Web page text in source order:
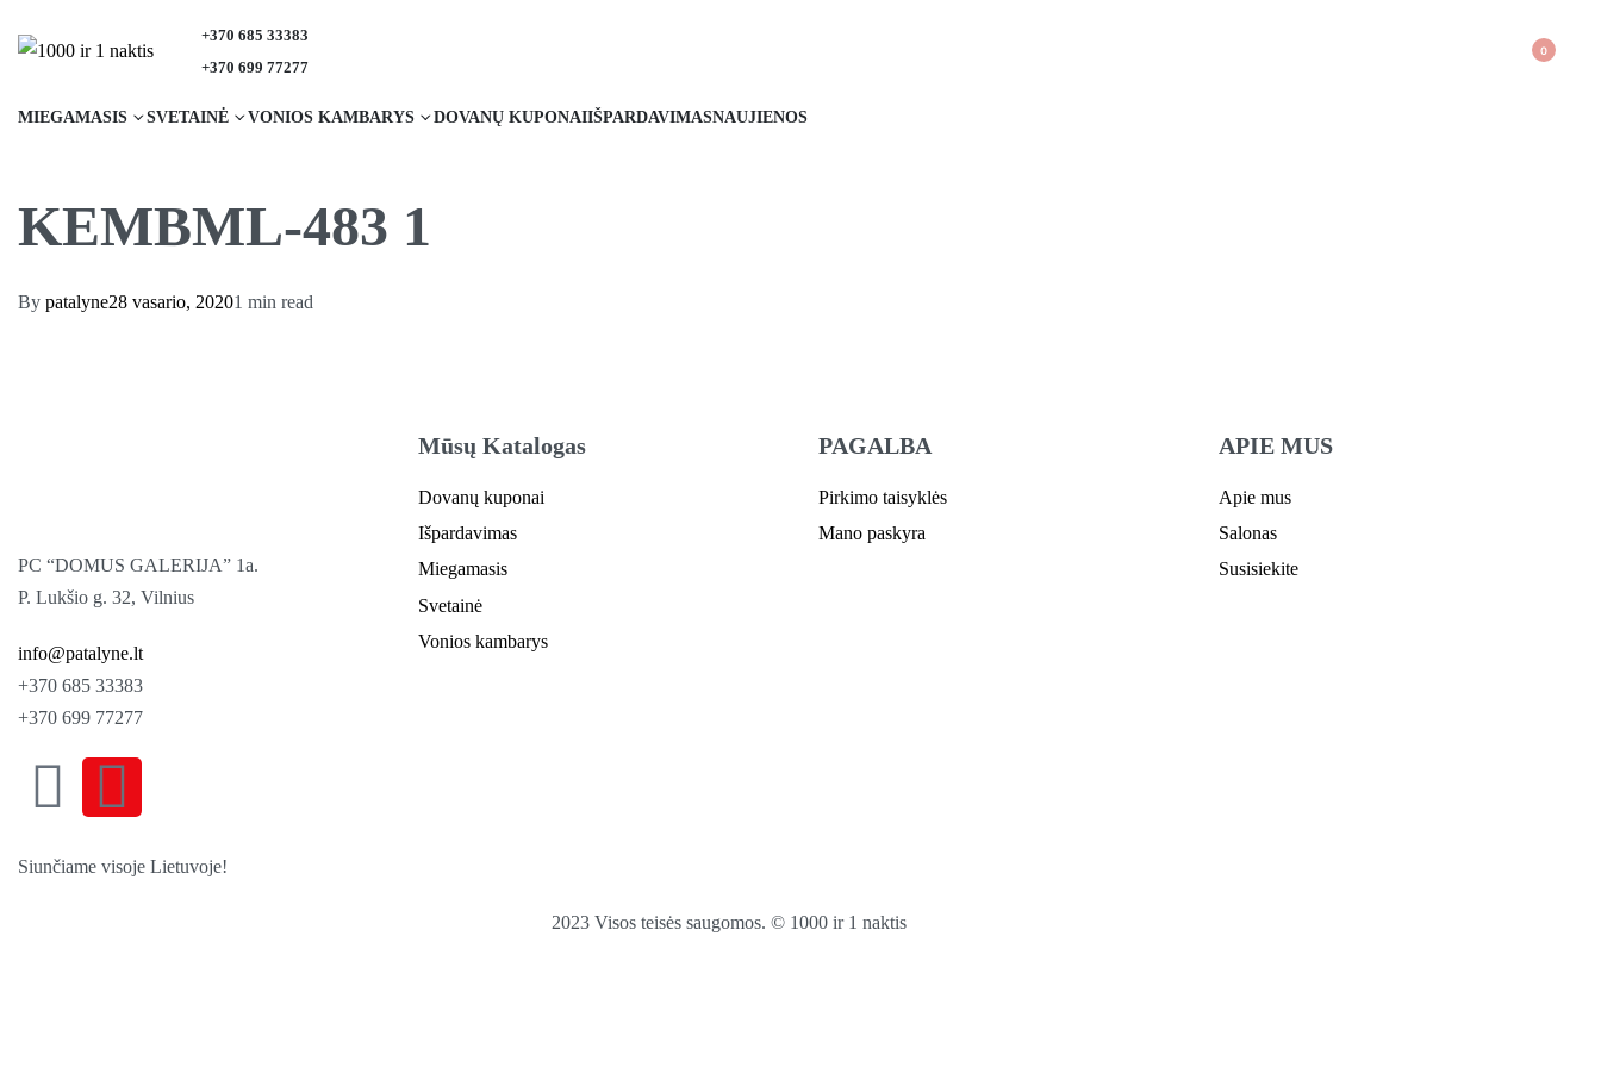
+370 685 33383
+370 699 77277
0
MIEGAMASIS SVETAINĖ VONIOS KAMBARYS DOVANŲ KUPONAIIŠPARDAVIMASNAUJIENOS
KEMBML-483 1
By patalyne28 vasario, 20201 min read
PC “DOMUS GALERIJA” 1a.
P. Lukšio g. 32, Vilnius
info@patalyne.lt
+370 685 33383
+370 699 77277
Siunčiame visoje Lietuvoje!
Mūsų Katalogas
Dovanų kuponai
Išpardavimas
Miegamasis
Svetainė
Vonios kambarys
PAGALBA
Pirkimo taisyklės
Mano paskyra
APIE MUS
Apie mus
Salonas
Susisiekite
2023 Visos teisės saugomos. © 1000 ir 1 naktis